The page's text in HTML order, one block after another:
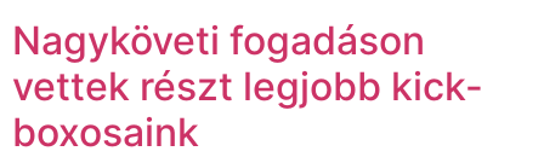
Nagyköveti fogadáson
vettek részt legjobb kick-
boxosaink